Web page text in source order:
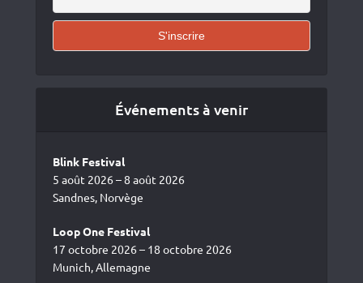
Événements à venir
Blink Festival
5 août 2026 – 8 août 2026
Sandnes, Norvège
Loop One Festival
17 octobre 2026 – 18 octobre 2026
Munich, Allemagne